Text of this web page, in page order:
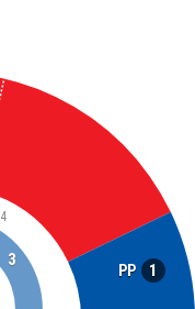
PP 1
4
3